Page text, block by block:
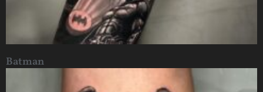
Batman